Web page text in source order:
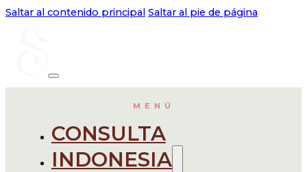
Saltar al contenido principal Saltar al pie de página
MENÚ
CONSULTA
INDONESIA